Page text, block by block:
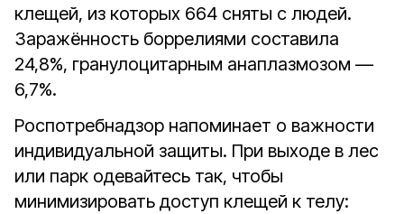
клещей, из которых 664 сняты с людей.
Заражённость боррелиями составила
24,8%, гранулоцитарным анаплазмозом —
6,7%.
Роспотребнадзор напоминает о важности
индивидуальной защиты. При выходе в лес
или парк одевайтесь так, чтобы
минимизировать доступ клещей к телу: